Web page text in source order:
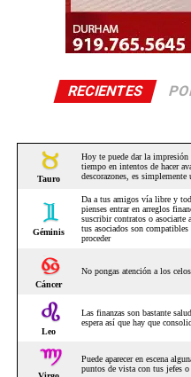
RECIENTES